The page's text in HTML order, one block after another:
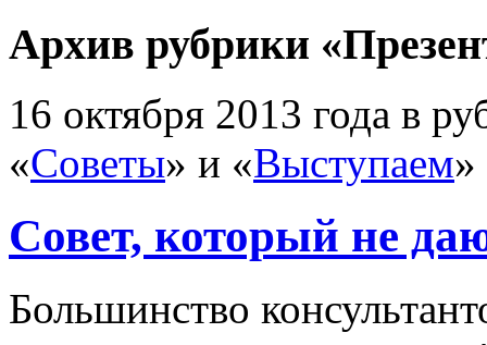
Архив рубрики
16 октября 2013 года в
«Советы» и «Выступаем»
Совет, который не
Большинство